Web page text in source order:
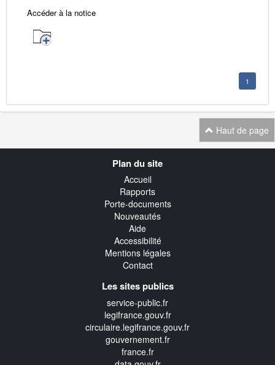
Accéder à la notice
1
Haut de page
Plan du site
Accueil
Rapports
Porte-documents
Nouveautés
Aide
Accessibilité
Mentions légales
Contact
Les sites publics
service-public.fr
legifrance.gouv.fr
circulaire.legifrance.gouv.fr
gouvernement.fr
france.fr